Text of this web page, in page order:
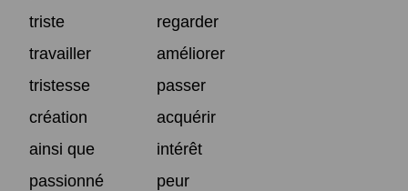
triste
regarder
travailler
améliorer
tristesse
passer
création
acquérir
ainsi que
intérêt
passionné
peur